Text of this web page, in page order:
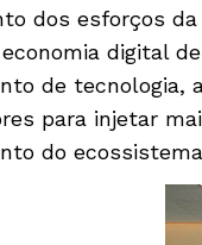
dos esforços
digital
de tecnologia,
para injetar
do